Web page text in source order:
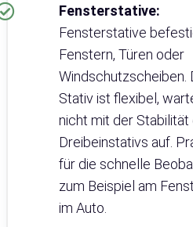
Fensterstative:
Fensterstative
Fenstern, Türen oder
Windschutzscheiben.
Stativ ist flexibel,
nicht mit der Stabilität
Dreibeinstativs auf.
für die schnelle
zum Beispiel am
im Auto.